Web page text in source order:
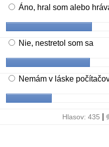
Áno, hral som alebo
Nie, nestretol som sa
Nemám v láske
Hlasov: 435